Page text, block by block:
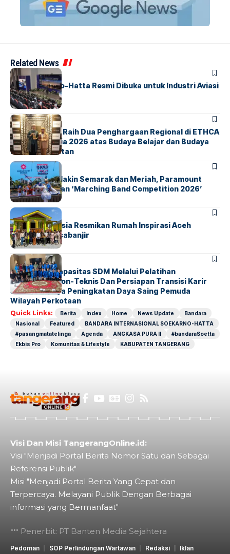
Related News
BANDARA BERITA
IALC Soekarno-Hatta Resmi Dibuka untuk Industri Aviasi
Dunia
BERITA
ParagonCorp Raih Dua Penghargaan Regional di ETHCA
Southeast Asia 2026 atas Budaya Belajar dan Budaya
Kebermanfaatan
BERITA INDEX
Akhir Pekan Makin Semarak dan Meriah, Paramount
Petals Hadirkan ‘Marching Band Competition 2026’
BERITAHOME
AirNav Indonesia Resmikan Rumah Inspirasi Aceh
Tamiang Pascabanjir
BERITAINDEX
Penguatan Kapasitas SDM Melalui Pelatihan
Kompetensi Non-Teknis Dan Persiapan Transisi Karir
Sebagai Upaya Peningkatan Daya Saing Pemuda
Wilayah Perkotaan
Quick Links: Berita Index Home News Update
Bandara
Nasional
Featured
BANDARA INTERNASIONAL SOEKARNO-HATTA
#pasangmatatelinga
Agenda ANGKASA PURA II
#bandaraSoetta
Ekbis Pro
Komunitas & Lifestyle KABUPATEN TANGERANG
Visi Dan Misi TangerangOnline.id:
Visi "Menjadi Portal Berita Nomor Satu dan Sebagai
Referensi Publik"
Misi "Menjadi Portal Berita Yang Cepat dan
Terpercaya. Melayani Publik Dengan Berbagai
informasi yang Bermanfaat"
Penerbit: PT Banten Media Sejahtera
Pedoman SOP Perlindungan Wartawan Redaksi Iklan